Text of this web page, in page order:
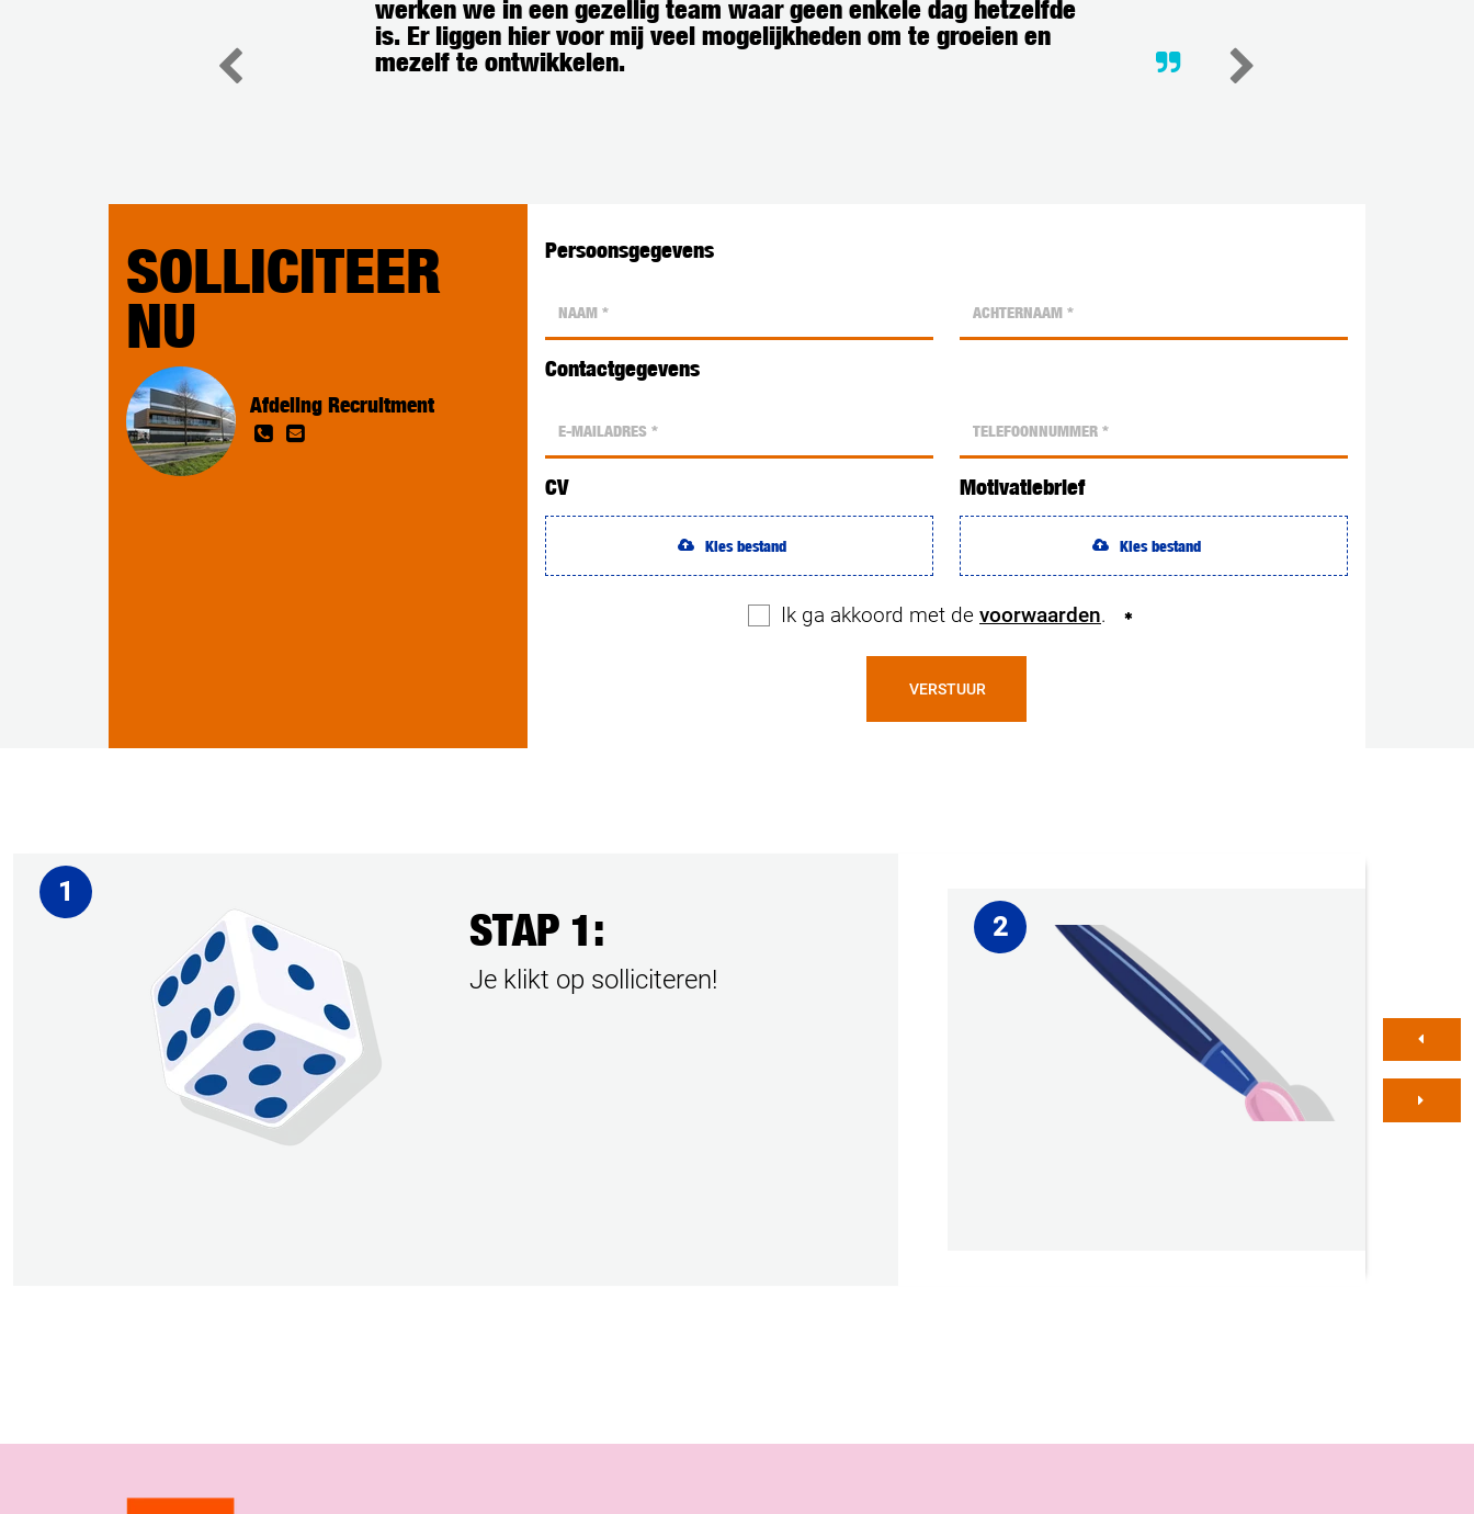
werken we in een gezellig team waar geen enkele dag hetzelfde
is. Er liggen hier voor mij veel mogelijkheden om te groeien en
mezelf te ontwikkelen.
SOLLICITEER
NU
Afdeling Recruitment
Persoonsgegevens
Contactgegevens
CV
Kies bestand
Motivatiebrief
Kies bestand
Ik ga akkoord met de voorwaarden.
VERSTUUR
1
STAP 1:
Je klikt op solliciteren!
2